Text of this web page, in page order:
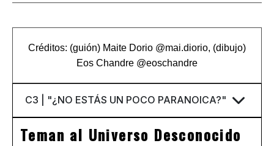
Créditos: (guión) Maite Dorio @mai.diorio, (dibujo)
Eos Chandre @eoschandre
Teman al Universo Desconocido